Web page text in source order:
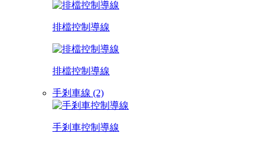
排檔控制導線
排檔控制導線
手剎車線 (2)
手剎車控制導線